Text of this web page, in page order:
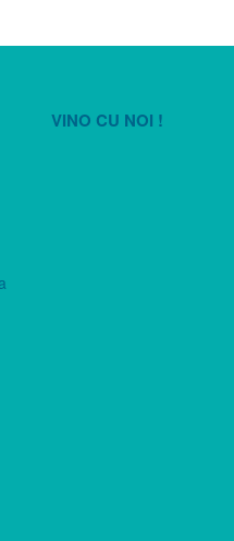
VINO CU NOI !